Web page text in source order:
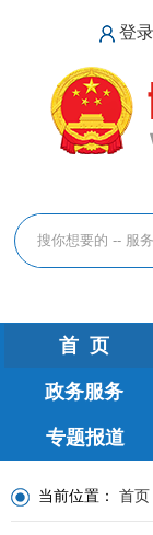
登录
首 页
政务服务
专题报道
当前位置： 首页